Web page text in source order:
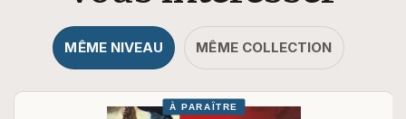
MÊME NIVEAU MÊME COLLECTION
À PARAÎTRE